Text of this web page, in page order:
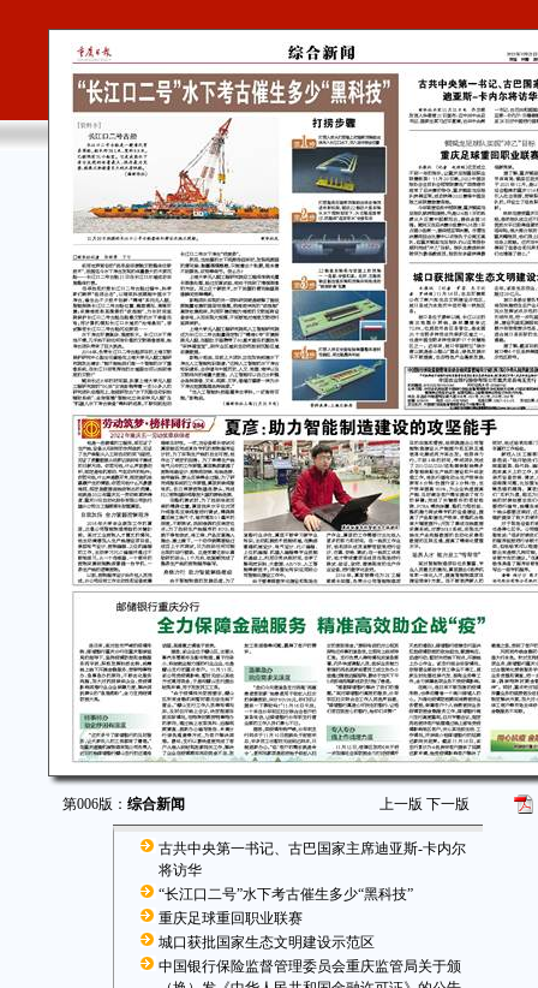
第006版： 综合新闻 上一版 下一版
古共中央第一书记、古巴国家主席迪亚斯-卡内尔
将访华
“长江口二号”水下考古催生多少“黑科技”
重庆足球重回职业联赛
城口获批国家生态文明建设示范区
中国银行保险监督管理委员会重庆监管局关于颁